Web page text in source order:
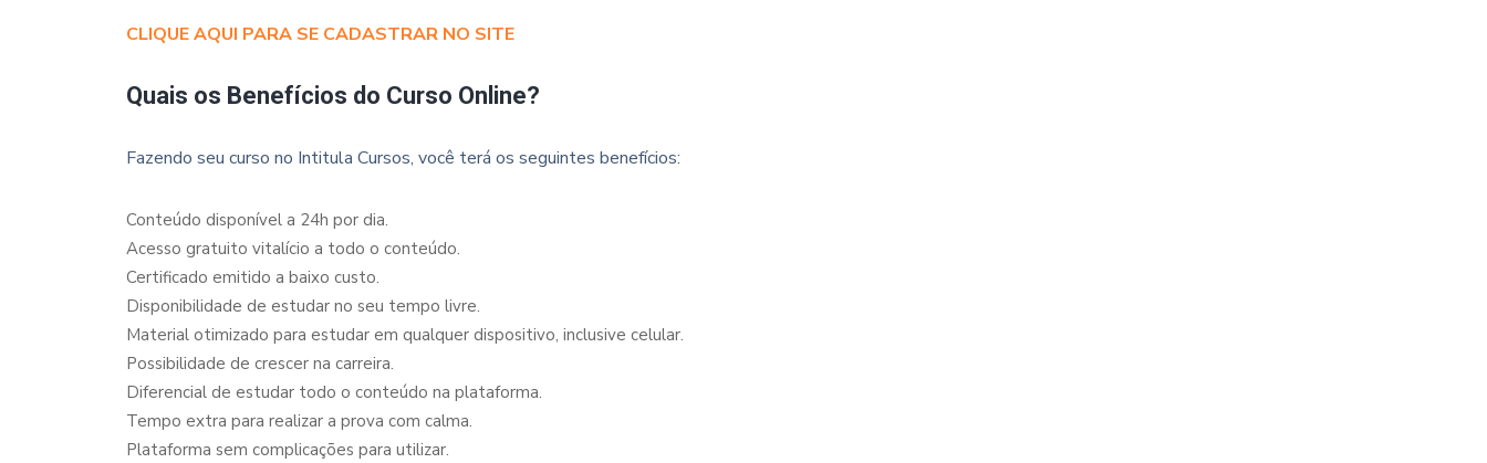
CLIQUE AQUI PARA SE CADASTRAR NO SITE
Quais os Benefícios do Curso Online?
Fazendo seu curso no Intitula Cursos, você terá os seguintes benefícios:
Conteúdo disponível a 24h por dia.
Acesso gratuito vitalício a todo o conteúdo.
Certificado emitido a baixo custo.
Disponibilidade de estudar no seu tempo livre.
Material otimizado para estudar em qualquer dispositivo, inclusive celular.
Possibilidade de crescer na carreira.
Diferencial de estudar todo o conteúdo na plataforma.
Tempo extra para realizar a prova com calma.
Plataforma sem complicações para utilizar.